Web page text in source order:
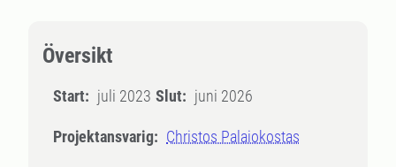
Översikt
Start: juli 2023 Slut: juni 2026
Projektansvarig: Christos Palaiokostas